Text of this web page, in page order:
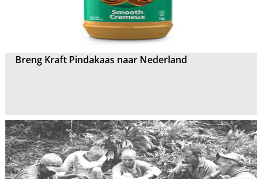
Breng Kraft Pindakaas naar Nederland